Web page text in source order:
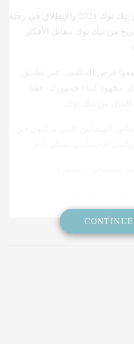
يمكنك الأن البدء في تحميل تطبيق تيك توك 2021 والإنطلاق في رحلة
في تكبير صفحتك و مشروعك